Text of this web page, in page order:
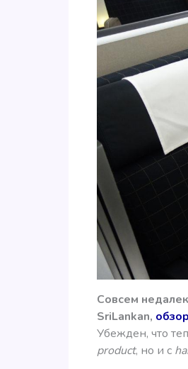
Совсем
SriLankan, обзор
Убежден, что
product, но и с